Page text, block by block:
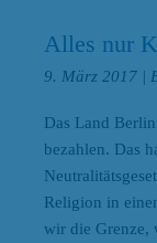
Alles nur
9. März 2017 |
Das Land
bezahlen. Das
Religion in
wir die Grenze,